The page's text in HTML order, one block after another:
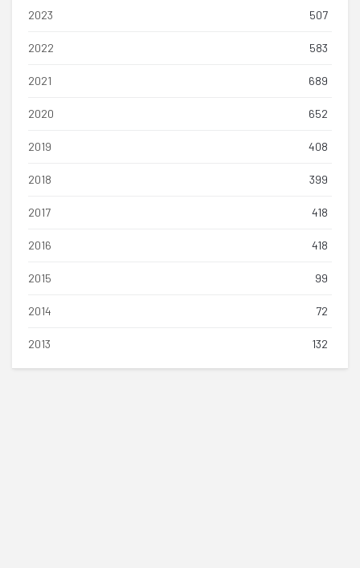
2023 507
2022 583
2021 689
2020 652
2019 408
2018 399
2017 418
2016 418
2015 99
2014 72
2013 132